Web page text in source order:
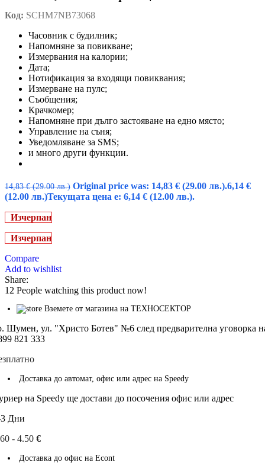
Код: SCHM7NB73068
Часовник с будилник;
Напомняне за повикване;
Измервания на калории;
Дата;
Нотификация за входящи повиквания;
Измерване на пулс;
Съобщения;
Крачкомер;
Напомняне при дълго застояване на едно място;
Управление на съня;
Уведомляване за SMS;
и много други функции.
14,83€ (29.00 лв.) Original price was: 14,83 € (29.00 лв.).6,14 €
(12.00 лв.)Текущата цена е: 6,14 € (12.00 лв.).
Изчерпан
Изчерпан
Compare
Add to wishlist
Share:
12 People watching this product now!
Вземете от магазина на ТЕХНОСЕКТОР
Шумен, ул. "Христо Ботев" №6 след предварителна уговорка
821 333
Доставка до автомат, офис или адрес на Speedy
на Speedy ще достави до посочения офис или адрес
Дни
- 4.50 €
Доставка до офис на Econt